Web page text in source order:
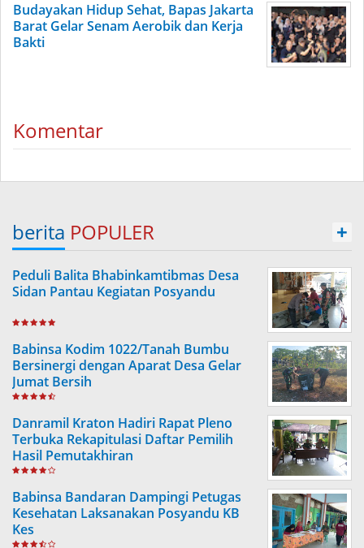
Budayakan Hidup Sehat, Bapas Jakarta
Barat Gelar Senam Aerobik dan Kerja
Bakti
Komentar
berita POPULER +
Peduli Balita Bhabinkamtibmas Desa
Sidan Pantau Kegiatan Posyandu
Babinsa Kodim 1022/Tanah Bumbu
Bersinergi dengan Aparat Desa Gelar
Jumat Bersih
Danramil Kraton Hadiri Rapat Pleno
Terbuka Rekapitulasi Daftar Pemilih
Hasil Pemutakhiran
Babinsa Bandaran Dampingi Petugas
Kesehatan Laksanakan Posyandu KB
Kes